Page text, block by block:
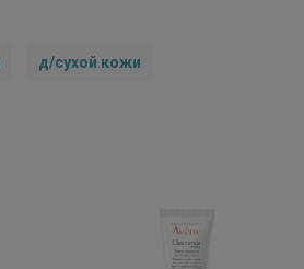
д/сухой кожи